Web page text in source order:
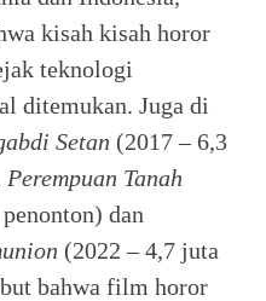
kisah kisah horor
teknologi
ditemukan. Juga di
Setan (2017 – 6,3
Perempuan Tanah
dan
(2022 – 4,7 juta
bahwa film horor